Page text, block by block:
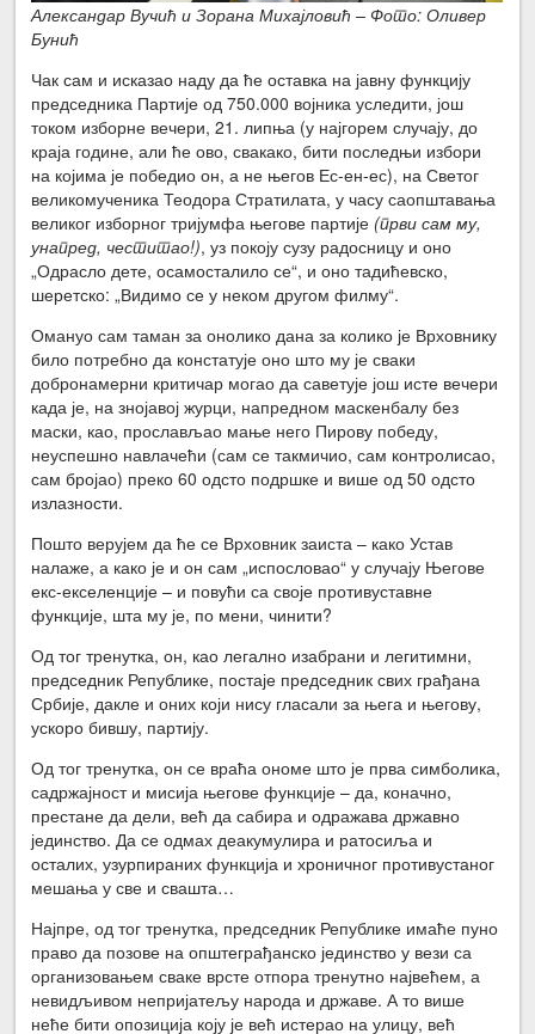
Александар Вучић и Зорана Михајловић – Фото: Оливер
Бунић
Чак сам и исказао наду да ће оставка на јавну функцију
председника Партије од 750.000 војника уследити, још
током изборне вечери, 21. липња (у најгорем случају, до
краја године, али ће ово, свакако, бити последњи избори
на којима је победио он, а не његов Ес-ен-ес), на Светог
великомученика Теодора Стратилата, у часу саопштавања
великог изборног тријумфа његове партије (први сам му,
унапред, честитао!), уз покоју сузу радосницу и оно
„Одрасло дете, осамосталило се“, и оно тадићевско,
шеретско: „Видимо се у неком другом филму“.
Омануо сам таман за онолико дана за колико је Врховнику
било потребно да констатује оно што му је сваки
добронамерни критичар могао да саветује још исте вечери
када је, на знојавој журци, напредном маскенбалу без
маски, као, прослављао мање него Пирову победу,
неуспешно навлачећи (сам се такмичио, сам контролисао,
сам бројао) преко 60 одсто подршке и више од 50 одсто
излазности.
Пошто верујем да ће се Врховник заиста – како Устав
налаже, а како је и он сам „испословао“ у случају Његове
екс-екселенције – и повући са своје противуставне
функције, шта му је, по мени, чинити?
Од тог тренутка, он, као легално изабрани и легитимни,
председник Републике, постаје председник свих грађана
Србије, дакле и оних који нису гласали за њега и његову,
ускоро бившу, партију.
Од тог тренутка, он се враћа ономе што је прва симболика,
садржајност и мисија његове функције – да, коначно,
престане да дели, већ да сабира и одражава државно
јединство. Да се одмах деакумулира и ратосиља и
осталих, узурпираних функција и хроничног противустаног
мешања у све и свашта…
Најпре, од тог тренутка, председник Републике имаће пуно
право да позове на општеграђанско јединство у вези са
организовањем сваке врсте отпора тренутно највећем, а
невидљивом непријатељу народа и државе. А то више
неће бити опозиција коју је већ истерао на улицу, већ